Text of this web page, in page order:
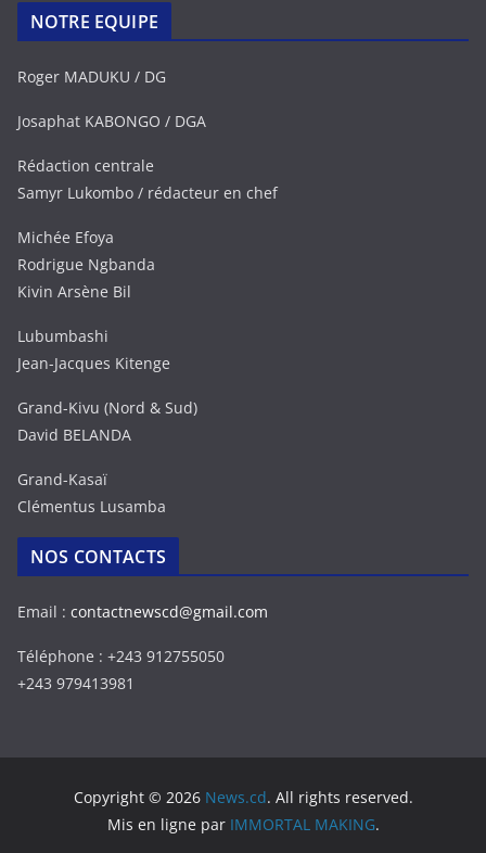
NOTRE EQUIPE
Roger MADUKU / DG
Josaphat KABONGO / DGA
Rédaction centrale
Samyr Lukombo / rédacteur en chef
Michée Efoya
Rodrigue Ngbanda
Kivin Arsène Bil
Lubumbashi
Jean-Jacques Kitenge
Grand-Kivu (Nord & Sud)
David BELANDA
Grand-Kasaï
Clémentus Lusamba
NOS CONTACTS
Email : contactnewscd@gmail.com
Téléphone : +243 912755050
+243 979413981
Copyright © 2026 News.cd. All rights reserved.
Mis en ligne par IMMORTAL MAKING.